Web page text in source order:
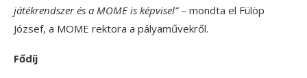
játékrendszer és a MOME is képvisel”– mondta el Fülöp
József, a MOME rektora a pályaművekről.
Fődíj